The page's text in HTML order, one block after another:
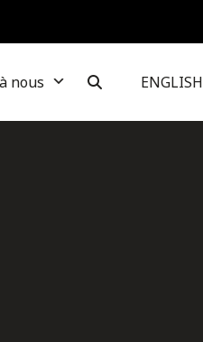
nous ENGLISH